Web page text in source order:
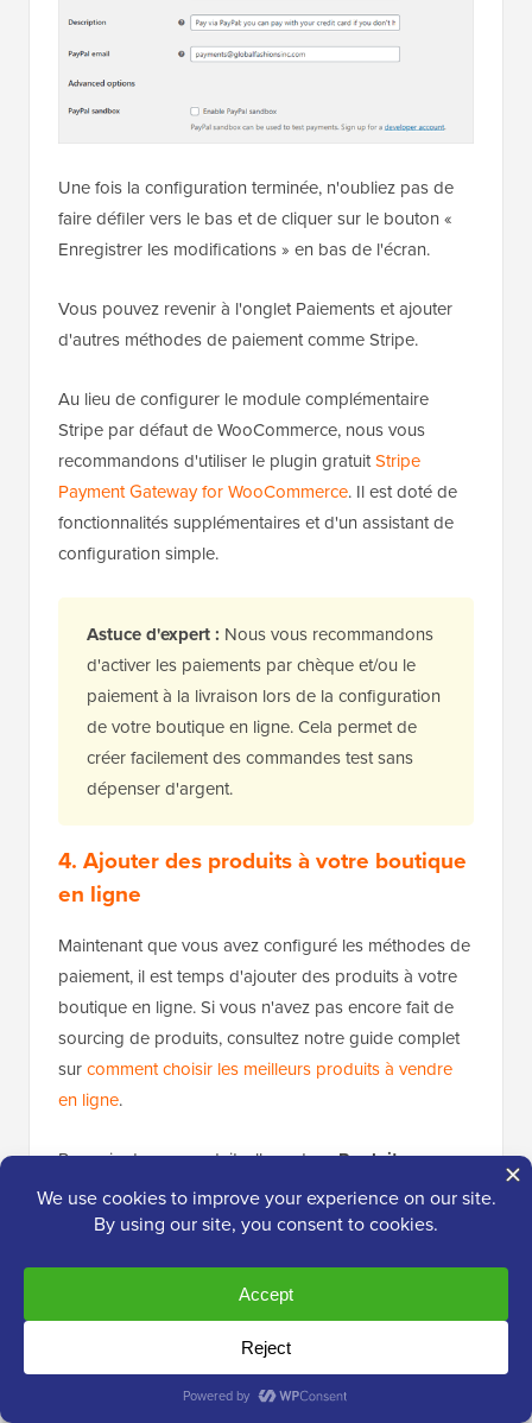
Une fois la configuration terminée, n'oubliez pas de
faire défiler vers le bas et de cliquer sur le bouton «
Enregistrer les modifications » en bas de l'écran.
Vous pouvez revenir à l'onglet Paiements et ajouter
d'autres méthodes de paiement comme Stripe.
Au lieu de configurer le module complémentaire
Stripe par défaut de WooCommerce, nous vous
recommandons d'utiliser le plugin gratuitStripe
Payment Gateway for WooCommerce. Il est doté de
fonctionnalités supplémentaires et d'un assistant de
configuration simple.
Astuce d'expert : Nous vous recommandons
d'activer les paiements par chèque et/ou le
paiement à la livraison lors de la configuration
de votre boutique en ligne. Cela permet de
créer facilement des commandes test sans
dépenser d'argent.
4. Ajouter des produits à votre boutique
en ligne
Maintenant que vous avez configuré les méthodes de
paiement, il est temps d'ajouter des produits à votre
boutique en ligne. Si vous n'avez pas encore fait de
sourcing de produits, consultez notre guide complet
surcomment choisir les meilleurs produits à vendre
en ligne.
Pour ajouter un produit, allons dansProduits »
Ajouter nouveau depuis votre espace
d'administration WordPress.
fournir une description détaillée. Cela permet non
seulement de stimuler les ventes en donnant aux
clients potentiels les détails dont ils ont besoin, mais
aussi d'aider votre page produit à bien se classer sur